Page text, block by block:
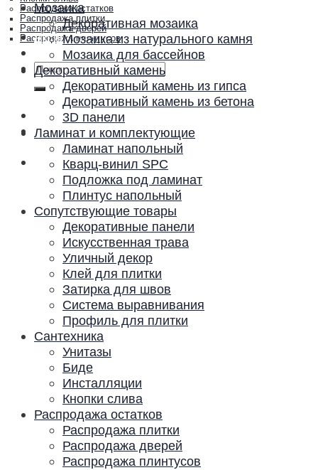
Распродажа остатков
Распродажа плитки
Распродажа дверей
Распродажа плинтусов
Акции и скидки
Контакты
Искать:
Мозаика
Декоративная мозаика
Мозаика из натурального камня
Мозаика для бассейнов
Декоративный камень
Декоративный камень из гипса
Декоративный камень из бетона
3D панели
Ламинат и комплектующие
Ламинат напольный
Кварц-винил SPC
Подложка под ламинат
Плинтус напольный
Сопутствующие товары
Декоративные панели
Искусственная трава
Уличный декор
Клей для плитки
Затирка для швов
Система выравнивания
Профиль для плитки
Сантехника
Унитазы
Биде
Инсталляции
Кнопки слива
Распродажа остатков
Распродажа плитки
Распродажа дверей
Распродажа плинтусов